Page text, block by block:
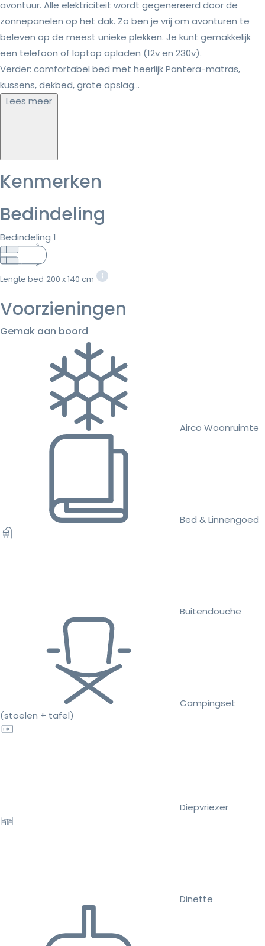
avontuur. Alle elektriciteit wordt gegenereerd door de
zonnepanelen op het dak. Zo ben je vrij om avonturen te
beleven op de meest unieke plekken. Je kunt gemakkelijk
een telefoon of laptop opladen (12v en 230v).
Verder: comfortabel bed met heerlijk Pantera-matras,
kussens, dekbed, grote opslag...
Lees meer
Kenmerken
Bedindeling
Bedindeling 1
Lengte bed 200 x 140 cm
Voorzieningen
Gemak aan boord
Airco Woonruimte
Bed & Linnengoed
Buitendouche
Campingset
(stoelen + tafel)
Diepvriezer
Dinette